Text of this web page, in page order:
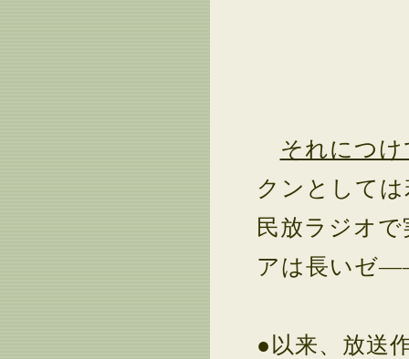
それにつ
クンとして
民放ラジオ
アは長いゼ
●以来、放送